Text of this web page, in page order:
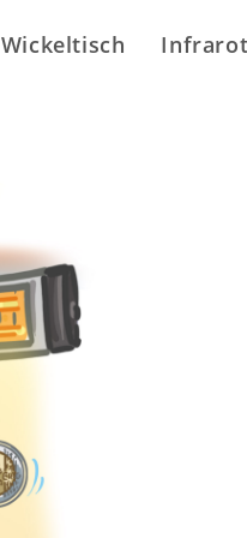
Wickeltisch